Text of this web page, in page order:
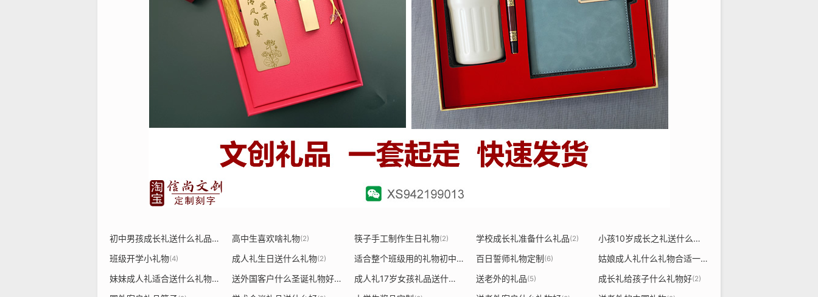
初中男孩成长礼送什么礼品合适 (2)
高中生喜欢啥礼物(2) 筷子手工制作生日礼物(2) 学校成长礼准备什么礼品(2) 小孩10岁成长之礼送什么礼品好
班级开学小礼物(4) 成人礼生日送什么礼物(2) 适合整个班级用的礼物初中 百日誓师礼物定制(6) 姑娘成人礼什么礼物合适一点
妹妹成人礼适合送什么礼物给弟弟 (2) 送外国客户什么圣诞礼物好
(2) 成人礼17岁女孩礼品送什么好 送老外的礼品(5) 成长礼给孩子什么礼物好(2)